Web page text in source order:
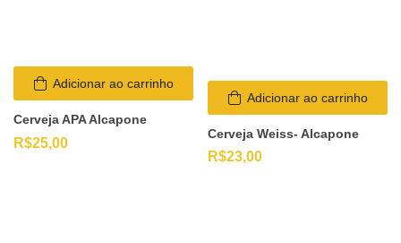
Adicionar ao carrinho
Cerveja APA Alcapone
R$25,00
Adicionar ao carrinho
Cerveja Weiss- Alcapone
R$23,00